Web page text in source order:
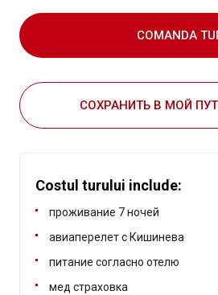
COMANDA
СОХРАНИТЬ В МОЙ
Costul turului include:
проживание 7 ночей
авиаперелет с Кишинева
питание согласно отелю
мед страховка